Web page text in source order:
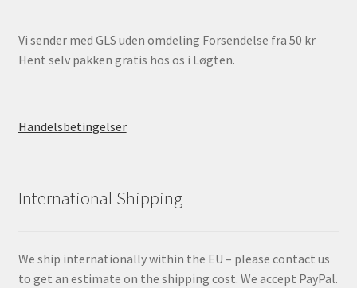
Vi sender med GLS uden omdeling Forsendelse fra 50 kr
Hent selv pakken gratis hos os i Løgten.
Handelsbetingelser
International Shipping
We ship internationally within the EU – please contact us
to get an estimate on the shipping cost. We accept PayPal.